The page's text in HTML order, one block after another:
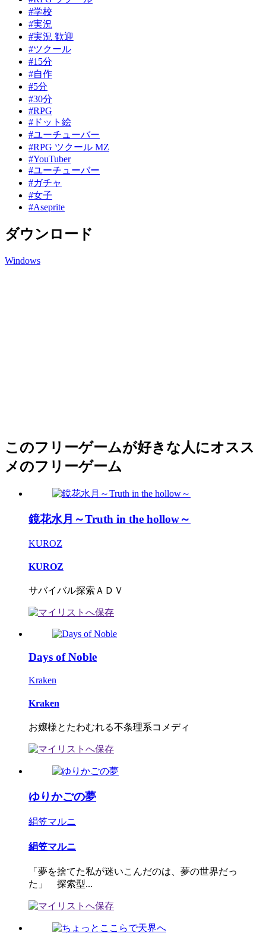
#学校
#実況
#実況 歓迎
#ツクール
#15分
#自作
#5分
#30分
#RPG
#ドット絵
#ユーチューバー
#RPG ツクール MZ
#YouTuber
#ユーチューバー
#ガチャ
#女子
#Aseprite
ダウンロード
Windows
このフリーゲームが好きな人にオスス
メのフリーゲーム
鏡花水月～Truth in the hollow～
KUROZ
KUROZ
サバイバル探索ＡＤＶ
Days of Noble
Kraken
Kraken
お嬢様とたわむれる不条理系コメディ
ゆりかごの夢
絹笠マルニ
絹笠マルニ
「夢を捨てた私が迷いこんだのは、夢の世界だっ
た」 探索型...